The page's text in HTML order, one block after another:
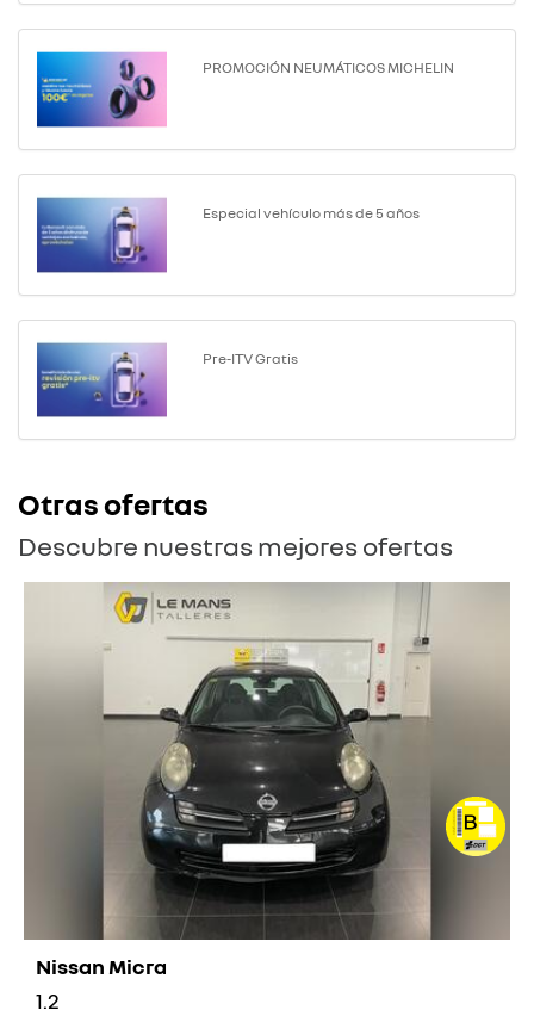
PROMOCIÓN NEUMÁTICOS MICHELIN
Especial vehículo más de 5 años
Pre-ITV Gratis
Otras ofertas
Descubre nuestras mejores ofertas
Nissan Micra
1.2